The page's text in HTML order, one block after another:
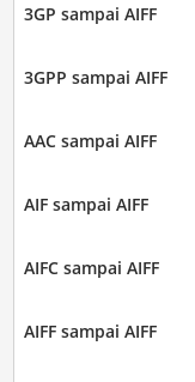
3GP sampai AIFF
3GPP sampai AIFF
AAC sampai AIFF
AIF sampai AIFF
AIFC sampai AIFF
AIFF sampai AIFF